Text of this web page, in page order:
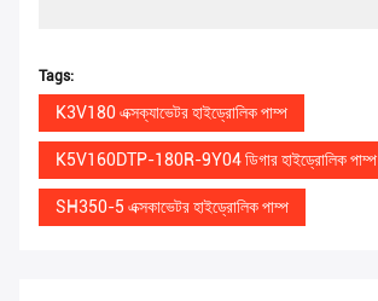
Tags:
K3V180 এক্সক্যাভেটর হাইড্রোলিক পাম্প
K5V160DTP-180R-9Y04 ডিগার হাইড্রোলিক পাম্প
SH350-5 এক্সকাভেটর হাইড্রোলিক পাম্প